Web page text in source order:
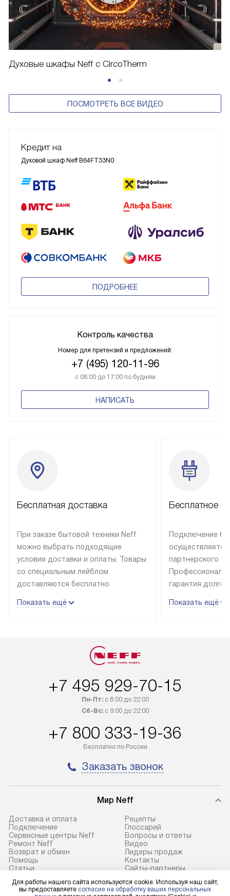
Духовые шкафы Neff c CircoTherm
ПОСМОТРЕТЬ ВСЕ ВИДЕО
Кредит на
Духовой шкаф Neff B64FT33N0
ПОДРОБНЕЕ
Контроль качества
Номер для претензий и предложений:
+7 (495) 120-11-96
с 08:00 до 17:00 по будням
НАПИСАТЬ
Бесплатная доставка
При заказе бытовой техники Neff
можно выбрать подходящие
условия доставки и оплаты. Товары
со специальным лейблом
доставляются бесплатно
до подъезда, отдельная доставка
оплачивается дополнительно. Если
товар в наличии, он может быть
трех дней. Доставка в Санкт-
осуществляется через
100% предоплаты мы бесплатно
транспортной компании в городе
В оговоренный день служба
доставки доставит упакованный
прибор до подъезда. Если
требуется переместить прибор
установки, пожалуйста,
Показать ещё
Бесплатное
Подключение
партнерского
гарантия
и Санкт-
по монтажу
гарантия в
предполагают
установленной
от категории
Показать ещё
+7 495 929-70-15
Пн-Пт:с 8:00 до 22:00
Сб-Вс:с 9:00 до 22:00
+7 800 333-19-36
Бесплатно по России
Заказать звонок
Мир Neff
Доставка и оплата
Подключение
Сервисные центры Neff
Ремонт Neff
Возврат и обмен
Помощь
Статьи
Рецепты
Глоссарий
Вопросы и ответы
Видео
Лидеры продаж
Контакты
Сайты-партнеры
Для работы нашего сайта используются cookie. Используя наш сайт,
вы предоставляете согласие на обработку ваших персональных